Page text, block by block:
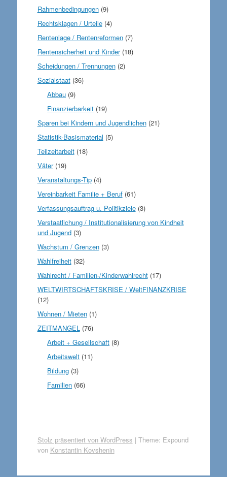
Rahmenbedingungen(9)
Rechtsklagen / Urteile(4)
Rentenlage / Rentenreformen(7)
Rentensicherheit und Kinder(18)
Scheidungen / Trennungen(2)
Sozialstaat(36)
Abbau (9)
Finanzierbarkeit (19)
Sparen bei Kindern und Jugendlichen(21)
Statistik-Basismaterial (5)
Teilzeitarbeit(18)
Väter(19)
Veranstaltungs-Tip(4)
Vereinbarkeit Familie + Beruf(61)
Verfassungsauftrag u. Politikziele(3)
Verstaatlichung / Institutionalisierung von Kindheit
und Jugend(3)
Wachstum / Grenzen(3)
Wahlfreiheit(32)
Wahlrecht / Familien-/Kinderwahlrecht(17)
WELTWIRTSCHAFTSKRISE / WeltFINANZKRISE
(12)
Wohnen / Mieten(1)
ZEITMANGEL(76)
Arbeit + Gesellschaft (8)
Arbeitswelt (11)
Bildung (3)
Familien (66)
Stolz präsentiert von WordPress | Theme: Expound
von Konstantin Kovshenin